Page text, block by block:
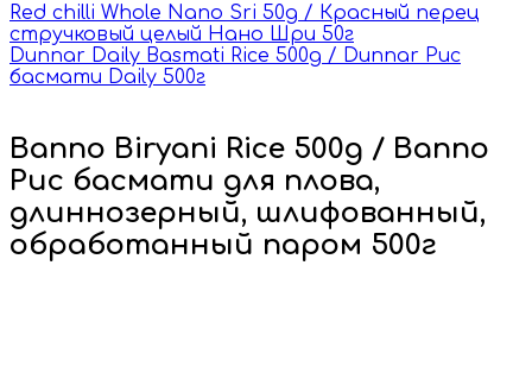
Red chilli Whole Nano Sri 50g / Красный перец
стручковый целый Нано Шри 50г
Dunnar Daily Basmati Rice 500g / Dunnar Рис
басмати Daily 500г
Banno Biryani Rice 500g / Banno
Рис басмати для плова,
длиннозерный, шлифованный,
обработанный паром 500г